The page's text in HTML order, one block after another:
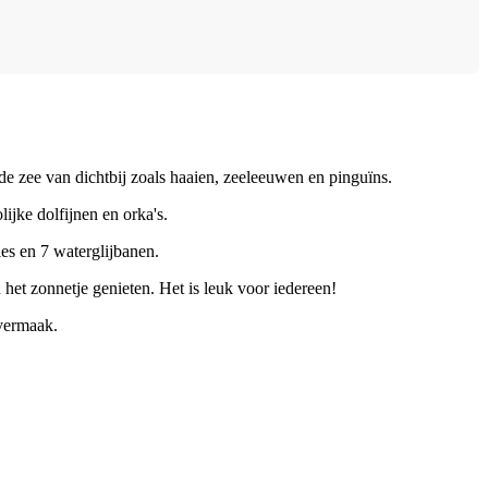
zee van dichtbij zoals haaien, zeeleeuwen en pinguïns.
dolfijnen en orka's.
en 7 waterglijbanen.
zonnetje genieten. Het is leuk voor iedereen!